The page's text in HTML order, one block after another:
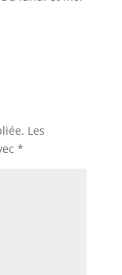
Les
*